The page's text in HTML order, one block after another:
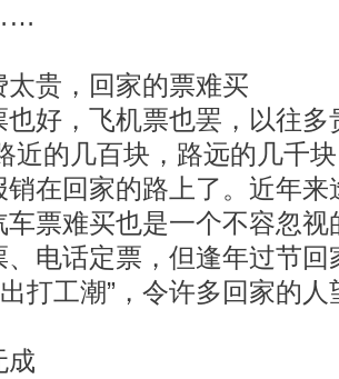
贵，回家的票难买
，飞机票也罢，以往多
近的几百块，路远的几千
销在回家的路上了。近年
车票难买也是一个不容忽
、电话定票，但逢年过节回
出打工潮”，令许多回家的